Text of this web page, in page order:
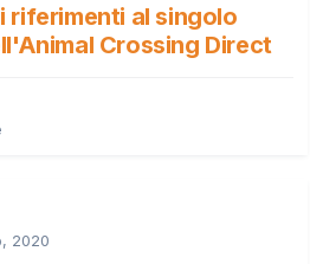
riferimenti al singolo
Crossing Direct
2020